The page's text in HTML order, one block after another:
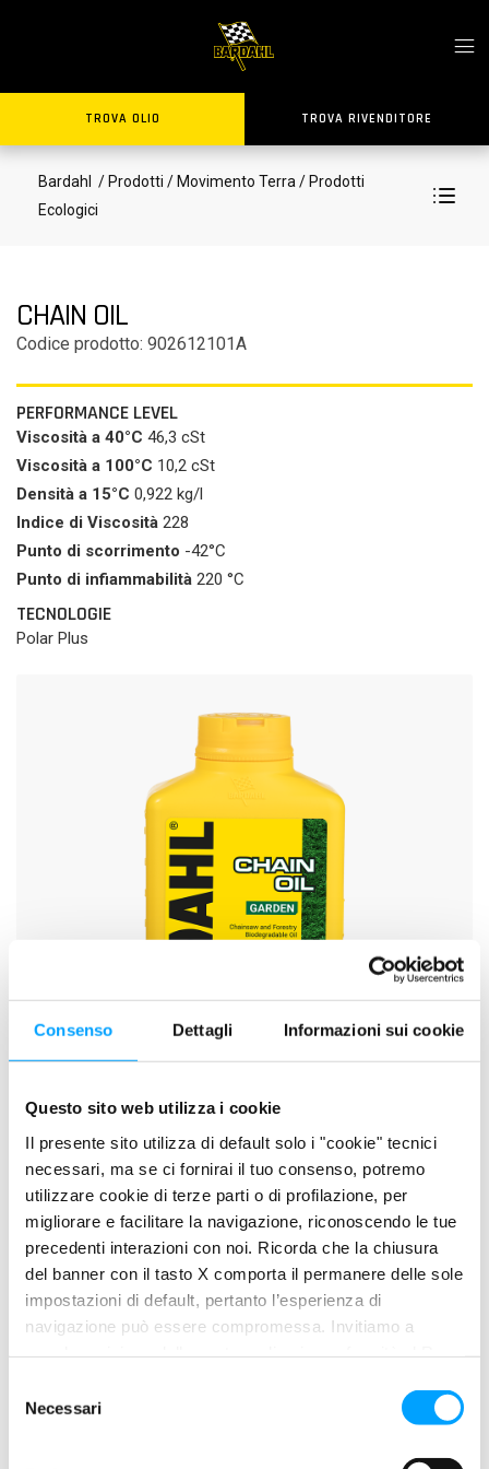
Consenso Dettagli Informazioni sui cookie
Questo sito web utilizza i cookie
Il presente sito utilizza di default solo i "cookie" tecnici
necessari, ma se ci fornirai il tuo consenso, potremo
utilizzare cookie di terze parti o di profilazione, per
migliorare e facilitare la navigazione, riconoscendo le tue
precedenti interazioni con noi. Ricorda che la chiusura
del banner con il tasto X comporta il permanere delle sole
impostazioni di default, pertanto l’esperienza di
navigazione può essere compromessa. Invitiamo a
Privacy Policy.
Necessari
TROVA OLIO TROVA RIVENDITORE
Bardahl / Prodotti / Movimento Terra / Prodotti
Ecologici
CHAIN OIL
Codice prodotto: 902612101A
PERFORMANCE LEVEL
Viscosità a 40°C 46,3 cSt
Viscosità a 100°C 10,2 cSt
Densità a 15°C 0,922 kg/l
Indice di Viscosità 228
Punto di scorrimento -42°C
Punto di infiammabilità 220 °C
TECNOLOGIE
Polar Plus
SCHEDA TECNICA SCHEDA DI SICUREZZA
DESCRIZIONE
Olio biodegradabile specifico per la lubrificazione e la
protezione di barre e catene di motoseghe. Formulato con
pregiate basi di origine vegetale raffinate e speciali additivi